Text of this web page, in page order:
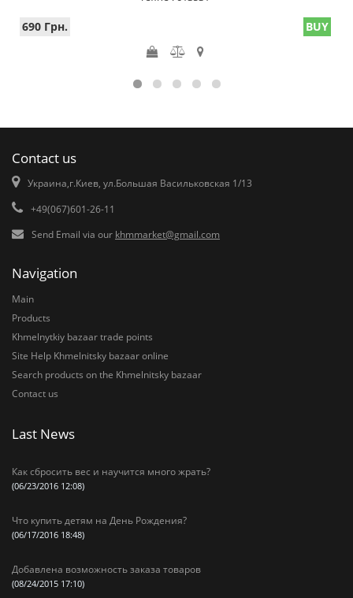
690 Грн. BUY
Contact us
Украина,г.Киев, ул.Большая Васильковская 1/13
+49(067)601-26-11
Send Email via our khmmarket@gmail.com
Navigation
Main
Products
Khmelnytkiy bazaar trade points
Site Help Khmelnitsky bazaar online
Search products on the Khmelnitsky bazaar
Contact us
Last News
Как сбросить вес и научится много жрать?
(06/23/2016 12:08)
Что купить детям на День Рождения?
(06/17/2016 18:48)
Добавлена возможность заказа товаров
(08/24/2015 17:10)